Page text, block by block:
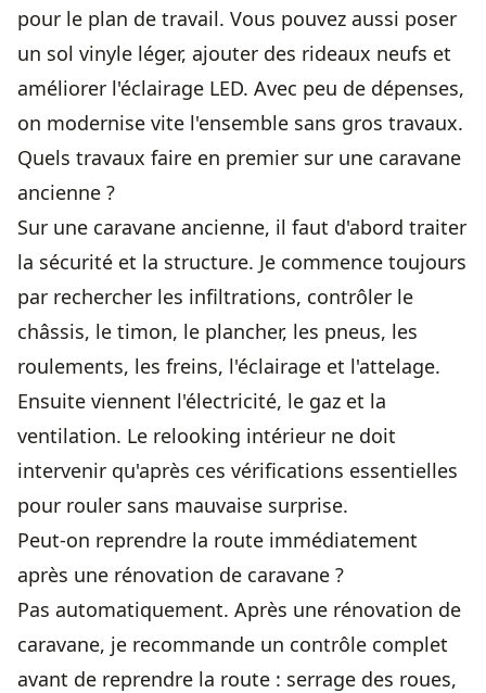
pour le plan de travail. Vous pouvez aussi poser
un sol vinyle léger, ajouter des rideaux neufs et
améliorer l'éclairage LED. Avec peu de dépenses,
on modernise vite l'ensemble sans gros travaux.
Quels travaux faire en premier sur une caravane
ancienne ?
Sur une caravane ancienne, il faut d'abord traiter
la sécurité et la structure. Je commence toujours
par rechercher les infiltrations, contrôler le
châssis, le timon, le plancher, les pneus, les
roulements, les freins, l'éclairage et l'attelage.
Ensuite viennent l'électricité, le gaz et la
ventilation. Le relooking intérieur ne doit
intervenir qu'après ces vérifications essentielles
pour rouler sans mauvaise surprise.
Peut-on reprendre la route immédiatement
après une rénovation de caravane ?
Pas automatiquement. Après une rénovation de
caravane, je recommande un contrôle complet
avant de reprendre la route : serrage des roues,